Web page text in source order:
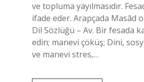
ve topluma yayılmasıdır.
ifade eder. Arapçada Masâd
Dil Sözlüğü – Av. Bir fesada
edin; manevi çöküş; Dini,
ve manevi stres,…